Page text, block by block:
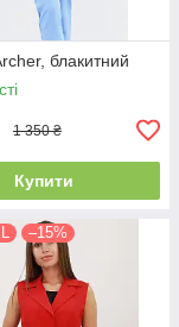
блакитний
1 350 ₴
Купити
–15%